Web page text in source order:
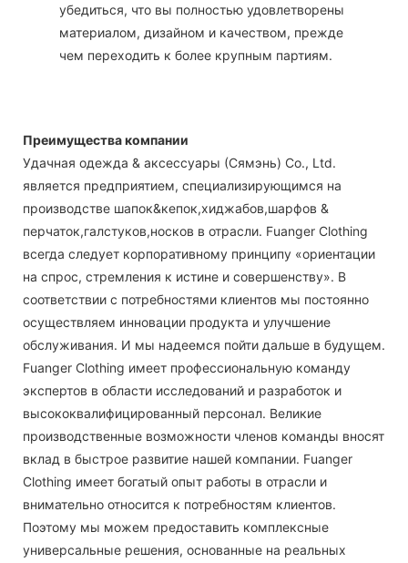
убедиться, что вы полностью удовлетворены
материалом, дизайном и качеством, прежде
чем переходить к более крупным партиям.
Преимущества компании
Удачная одежда & аксессуары (Сямэнь) Co., Ltd.
является предприятием, специализирующимся на
производстве шапок&кепок,хиджабов,шарфов &
перчаток,галстуков,носков в отрасли. Fuanger Clothing
всегда следует корпоративному принципу «ориентации
на спрос, стремления к истине и совершенству». В
соответствии с потребностями клиентов мы постоянно
осуществляем инновации продукта и улучшение
обслуживания. И мы надеемся пойти дальше в будущем.
Fuanger Clothing имеет профессиональную команду
экспертов в области исследований и разработок и
высококвалифицированный персонал. Великие
производственные возможности членов команды вносят
вклад в быстрое развитие нашей компании. Fuanger
Clothing имеет богатый опыт работы в отрасли и
внимательно относится к потребностям клиентов.
Поэтому мы можем предоставить комплексные
универсальные решения, основанные на реальных